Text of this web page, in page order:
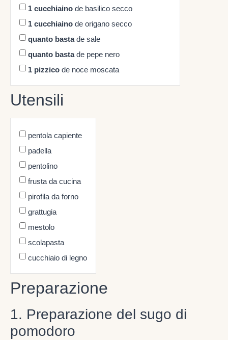
1 cucchiaino de basilico secco
1 cucchiaino de origano secco
quanto bastade sale
quanto bastade pepe nero
1 pizzico de noce moscata
Utensili
pentola capiente
padella
pentolino
frusta da cucina
pirofila da forno
grattugia
mestolo
scolapasta
cucchiaio di legno
Preparazione
1. Preparazione del sugo di
pomodoro